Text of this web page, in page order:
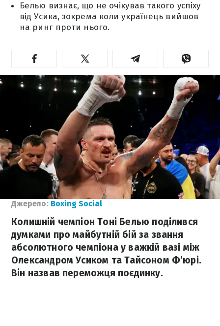
Белью визнає, що не очікував такого успіху
від Усика, зокрема коли українець вийшов
на ринг проти нього.
Джерело: Boxing Social
Колишній чемпіон Тоні Белью поділився
думками про майбутній бій за звання
абсолютного чемпіона у важкій вазі між
Олександром Усиком та Тайсоном Ф’юрі.
Він назвав переможця поєдинку.